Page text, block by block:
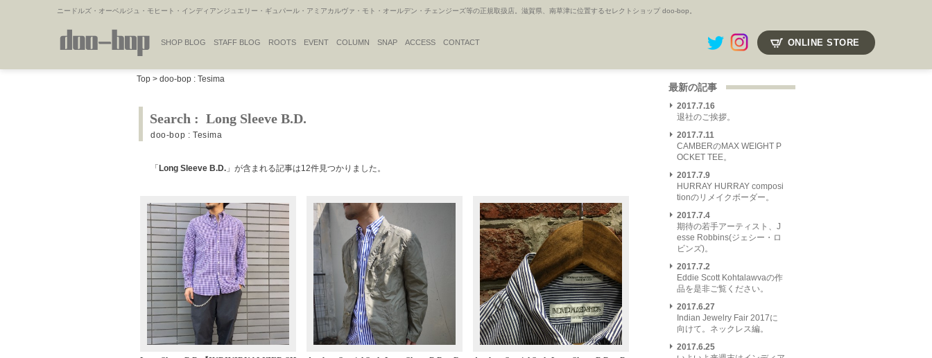
ニードルズ・オーベルジュ・モヒート・インディアンジュエリー・ギュパール・アミアカルヴァ・モト・オールデン・チェンジーズ等の正規取扱店。滋賀県、南草津に位置するセレクトショップ doo-bop。
SHOP BLOG STAFF BLOG ROOTS EVENT COLUMN SNAP ACCESS CONTACT ONLINE STORE
Top > doo-bop : Tesima
Search : Long Sleeve B.D.
doo-bop : Tesima
「 Long Sleeve B.D. 」が含まれる記事は12件見つかりました。
最新の記事
2017.7.16
退社のご挨拶。
2017.7.11
CAMBERのMAX WEIGHT P
OCKET TEE。
2017.7.9
HURRAY HURRAY composi
tionのリメイクボーダー。
2017.7.4
期待の若手アーティスト、J
esse Robbins(ジェシー・ロ
ビンズ)。
2017.7.2
Eddie Scott Kohtalawvaの作
品を是非ご覧ください。
2017.6.27
Indian Jewelry Fair 2017に
向けて。ネックレス編。
2017.6.25